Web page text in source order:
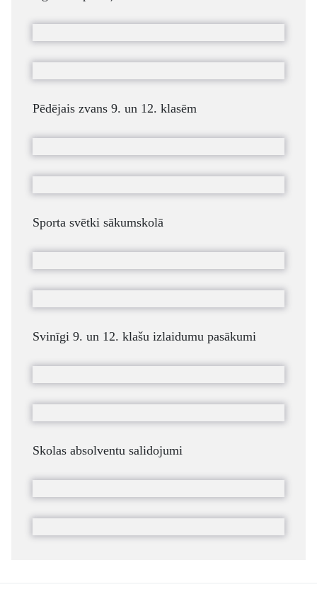
Pēdējais zvans 9. un 12. klasēm
Sporta svētki sākumskolā
Svinīgi 9. un 12. klašu izlaidumu pasākumi
Skolas absolventu salidojumi